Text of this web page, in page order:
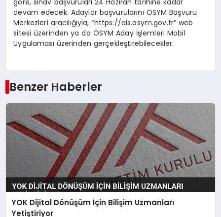
TEKNOLOJI
göre, sınav başvuruları 24 Haziran tarihine kadar
devam edecek. Adaylar başvurularını ÖSYM Başvuru
Merkezleri aracılığıyla, “https://ais.osym.gov.tr” web
sitesi üzerinden ya da ÖSYM Aday İşlemleri Mobil
Uygulaması üzerinden gerçekleştirebilecekler.
Benzer Haberler
YOK Dijital Dönüşüm İçin Bilişim Uzmanları
Yetiştiriyor